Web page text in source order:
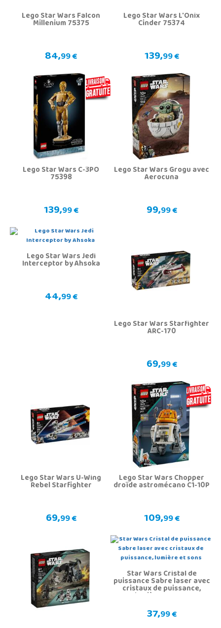
Lego Star Wars Falcon
Millenium 75375
84,99 €
Lego Star Wars L'Onix
Cinder 75374
139,99 €
Lego Star Wars C-3PO
75398
139,99 €
Lego Star Wars Grogu avec
Aerocuna
99,99 €
Lego Star Wars Jedi
Interceptor by Ahsoka
44,99 €
Lego Star Wars Starfighter
ARC-170
69,99 €
Lego Star Wars U-Wing
Rebel Starfighter
69,99 €
Lego Star Wars Chopper
droïde astromécano C1-10P
109,99 €
Star Wars Cristal de
puissance Sabre laser avec
cristaux de puissance,
lumière et sons
37,99 €